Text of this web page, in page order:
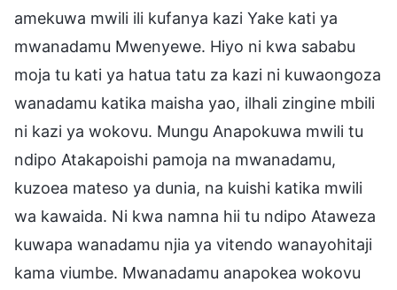
amekuwa mwili ili kufanya kazi Yake kati ya
mwanadamu Mwenyewe. Hiyo ni kwa sababu
moja tu kati ya hatua tatu za kazi ni kuwaongoza
wanadamu katika maisha yao, ilhali zingine mbili
ni kazi ya wokovu. Mungu Anapokuwa mwili tu
ndipo Atakapoishi pamoja na mwanadamu,
kuzoea mateso ya dunia, na kuishi katika mwili
wa kawaida. Ni kwa namna hii tu ndipo Ataweza
kuwapa wanadamu njia ya vitendo wanayohitaji
kama viumbe. Mwanadamu anapokea wokovu